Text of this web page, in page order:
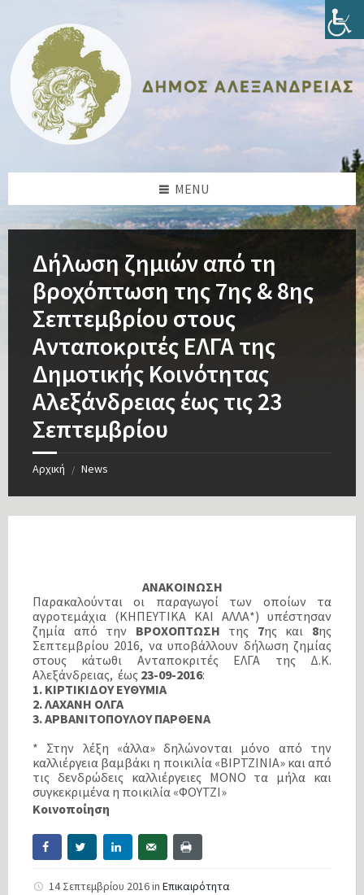
content
sidebar
sidebar
footer
MENU
Δήλωση ζημιών από τη
βροχόπτωση της 7ης & 8ης
Σεπτεμβρίου στους
Ανταποκριτές ΕΛΓΑ της
Δημοτικής Κοινότητας
Αλεξάνδρειας έως τις 23
Σεπτεμβρίου
Αρχική / News
ΑΝΑΚΟΙΝΩΣΗ
Παρακαλούνται οι παραγωγοί των οποίων τα
αγροτεμάχια (ΚΗΠΕΥΤΙΚΑ ΚΑΙ ΑΛΛΑ*) υπέστησαν
ζημία από την ΒΡΟΧΟΠΤΩΣΗ της 7ης και 8ης
Σεπτεμβρίου 2016, να υποβάλλουν δήλωση ζημίας
στους κάτωθι Ανταποκριτές ΕΛΓΑ της Δ.Κ.
Αλεξάνδρειας, έως 23-09-2016:
1. ΚΙΡΤΙΚΙΔΟΥ ΕΥΘΥΜΙΑ
2. ΛΑΧΑΝΗ ΟΛΓΑ
3. ΑΡΒΑΝΙΤΟΠΟΥΛΟΥ ΠΑΡΘΕΝΑ
* Στην λέξη «άλλα» δηλώνονται μόνο από την
καλλιέργεια βαμβάκι η ποικιλία «ΒΙΡΤΖΙΝΙΑ» και από
τις δενδρώδεις καλλιέργειες ΜΟΝΟ τα μήλα και
συγκεκριμένα η ποικιλία «ΦΟΥΤΖΙ»
Κοινοποίηση
14 Σεπτεμβρίου 2016in Επικαιρότητα